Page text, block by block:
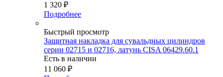
1 320 ₽
Подробнее
Быстрый просмотр
Защитная накладка для сувальдных цилиндров
серии 02715 и 02716, латунь CISA 06429.60.1
Есть в наличии
11 060 ₽